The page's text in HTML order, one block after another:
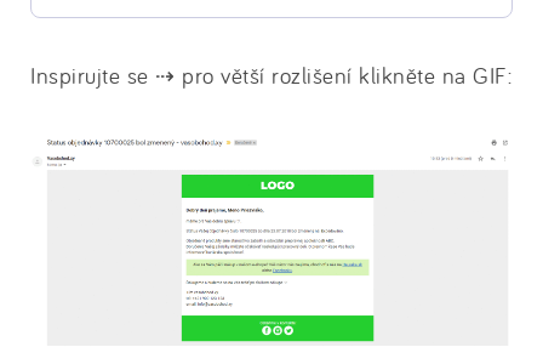
Inspirujte se ⇢ pro větší rozlišení klikněte na GIF: